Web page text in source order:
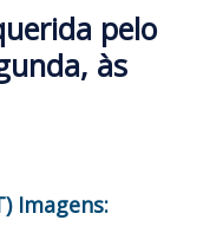
pelo
às
Imagens: